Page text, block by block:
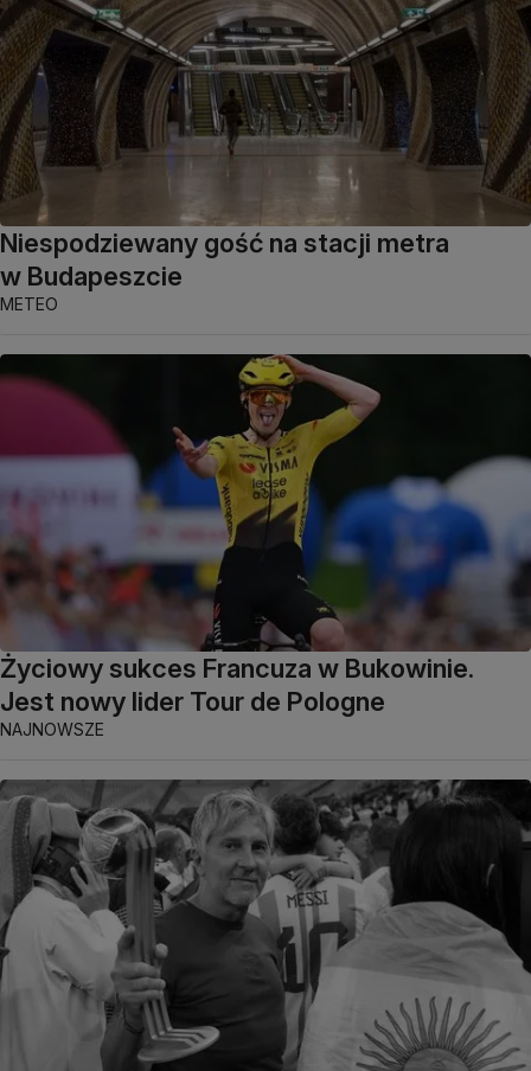
Niespodziewany gość na stacji metra
w Budapeszcie
METEO
Życiowy sukces Francuza w Bukowinie.
Jest nowy lider Tour de Pologne
NAJNOWSZE